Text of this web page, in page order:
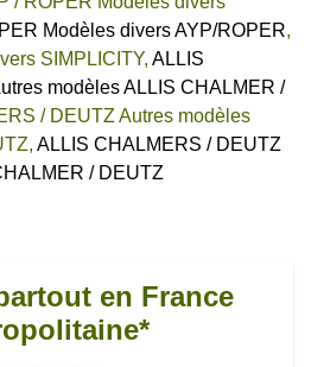
Modèles divers AYP/ROPER,
SIMPLICITY, ALLIS
modèles ALLIS CHALMER /
/ DEUTZ Autres modèles
, ALLIS CHALMERS / DEUTZ
/ DEUTZ
en France